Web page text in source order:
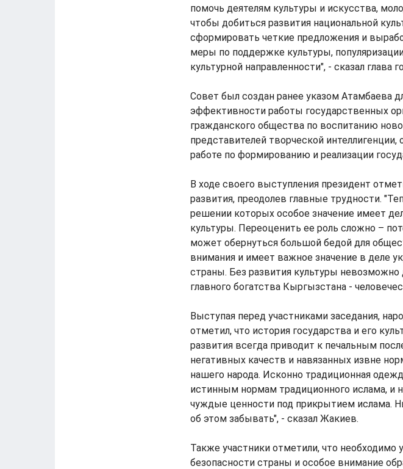
помочь деятелям культуры и искусства,
чтобы добиться развития национальной
сформировать четкие предложения и
меры по поддержке культуры,
культурной направленности", - сказал глава
Совет был создан ранее указом Атамбаева
эффективности работы государственных
гражданского общества по воспитанию
представителей творческой
работе по формированию и реализации
В ходе своего выступления президент
развития, преодолев главные трудности.
решении которых особое значение имеет
культуры. Переоценить ее роль сложно –
может обернуться большой бедой для
внимания и имеет важное значение в деле
страны. Без развития культуры
главного богатства Кыргызстана -
Выступая перед участниками заседания,
отметил, что история государства и его
развития всегда приводит к печальным
негативных качеств и навязанных извне
нашего народа. Исконно традиционная
истинным нормам традиционного ислама, и
чуждые ценности под прикрытием ислама.
об этом забывать", - сказал Жакиев.
Также участники отметили, что
безопасности страны и особое внимание